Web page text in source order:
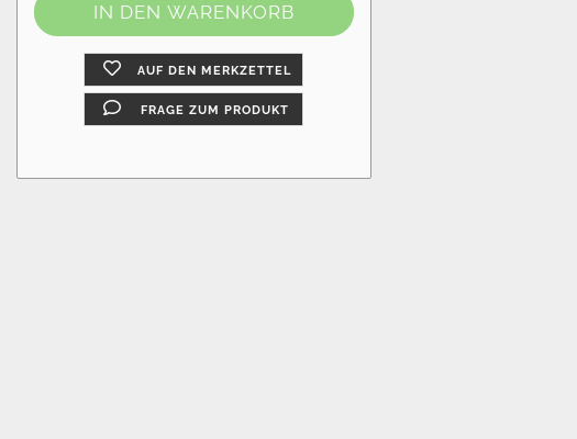
AUF DEN MERKZETTEL
FRAGE ZUM PRODUKT